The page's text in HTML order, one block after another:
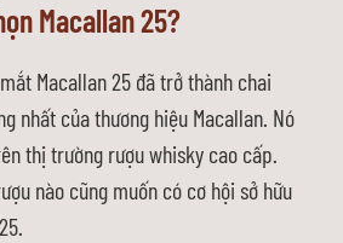
Macallan 25?
Macallan 25 đã trở thành chai
nhất của thương hiệu Macallan. Nó
thị trường rượu whisky cao cấp.
nào cũng muốn có cơ hội sở hữu